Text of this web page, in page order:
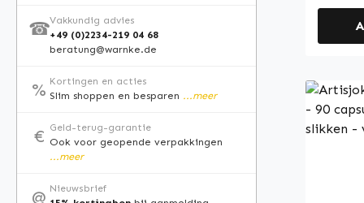
☎Vakkundig advies
+49 (0)2234-219 04 68
beratung@warnke.de
% Kortingen en acties
Slim shoppen en besparen ...meer
€ Geld-terug-garantie
Ook voor geopende verpakkingen
...meer
@ Nieuwsbrief